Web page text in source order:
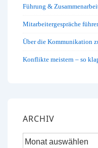
Führung &
Mitarbeitergespräche
Über die Kommunikation
Konflikte meistern – so
ARCHIV
Archiv